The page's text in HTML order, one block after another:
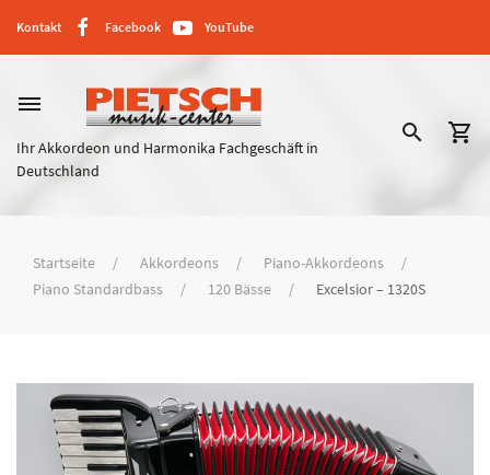
Kontakt Facebook YouTube
dehaze
Ihr Akkordeon und Harmonika Fachgeschäft in
Deutschland
search shopping_cart
Startseite Akkordeons
Piano-Akkordeons
Piano Standardbass
120 Bässe Excelsior – 1320S